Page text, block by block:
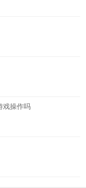
戏操作吗